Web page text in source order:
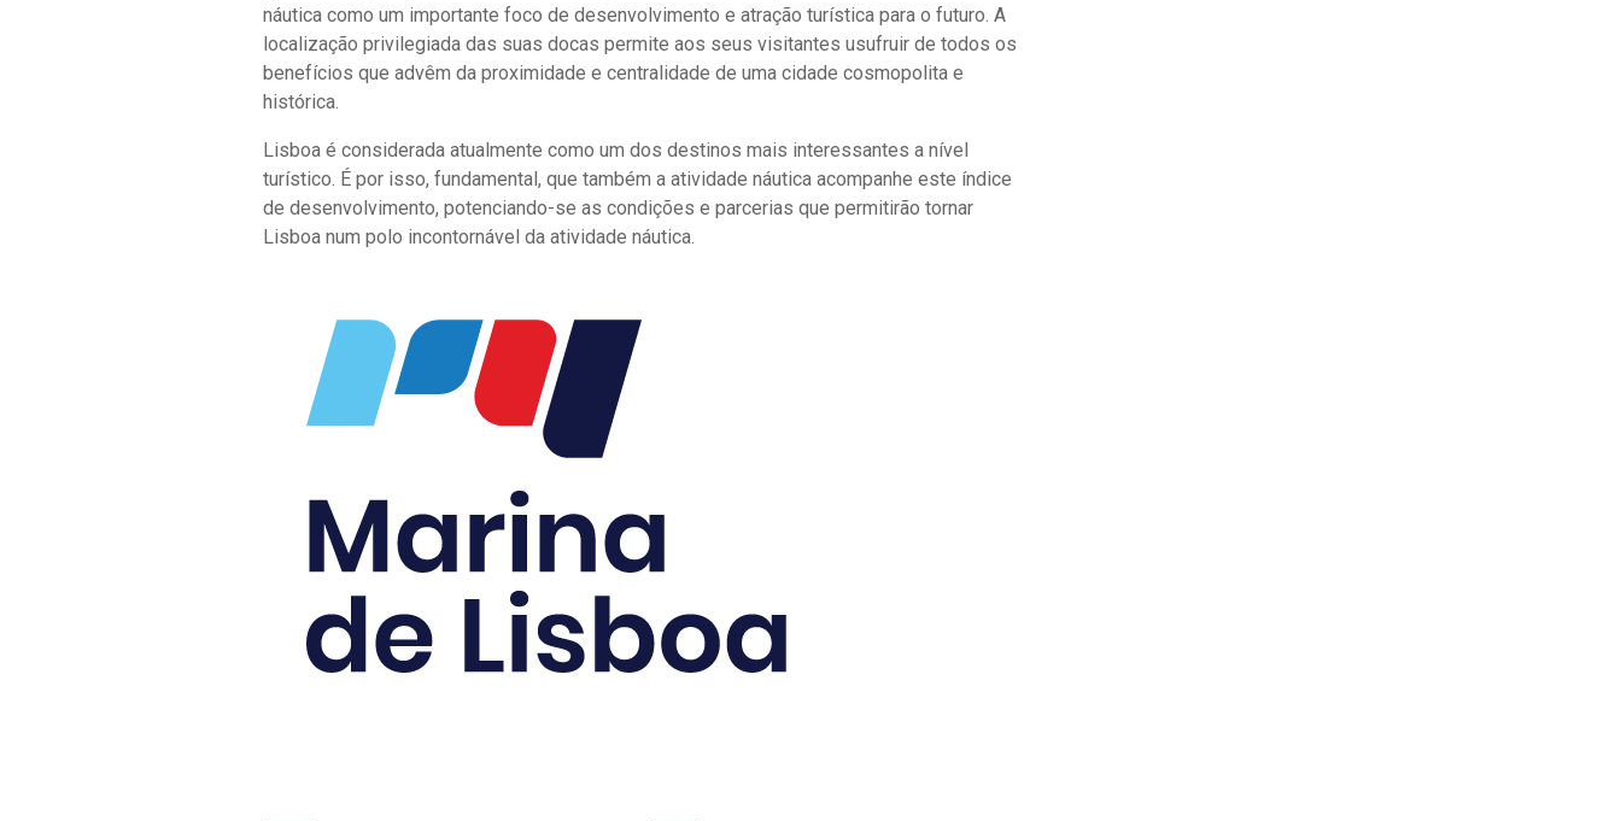
náutica como um importante foco de desenvolvimento e atração turística para o futuro. A
localização privilegiada das suas docas permite aos seus visitantes usufruir de todos os
benefícios que advêm da proximidade e centralidade de uma cidade cosmopolita e
histórica.
Lisboa é considerada atualmente como um dos destinos mais interessantes a nível
turístico. É por isso, fundamental, que também a atividade náutica acompanhe este índice
de desenvolvimento, potenciando-se as condições e parcerias que permitirão tornar
Lisboa num polo incontornável da atividade náutica.